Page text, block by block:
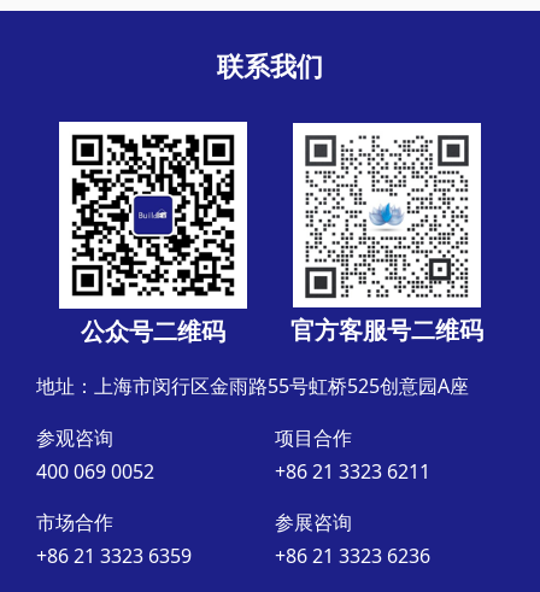
联系我们
公众号二维码 官方客服号二维码
地址：上海市闵行区金雨路55号虹桥525创意园A座
参观咨询
400 069 0052
项目合作
+86 21 3323 6211
市场合作
+86 21 3323 6359
参展咨询
+86 21 3323 6236